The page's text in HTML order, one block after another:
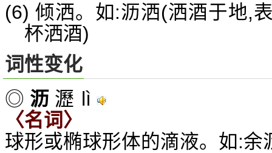
(6) 倾洒。如:沥洒(洒酒于地,
杯洒酒)
词性变化
◎ 沥 瀝 lì
〈名词〉
球形或椭球形体的滴液。如:余